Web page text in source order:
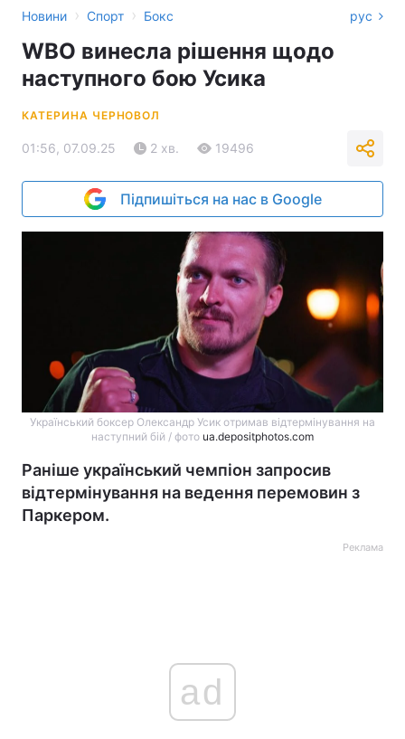
Новини › Спорт › Бокс рус
WBO винесла рішення щодо
наступного бою Усика
КАТЕРИНА ЧЕРНОВОЛ
01:56, 07.09.25 2 хв. 19496
Підпишіться на нас в Google
Український боксер Олександр Усик отримав відтермінування на
наступний бій / фото ua.depositphotos.com
Раніше український чемпіон запросив
відтермінування на ведення перемовин з
Паркером.
Реклама
ad